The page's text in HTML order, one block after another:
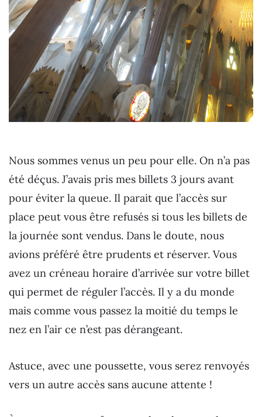
Nous sommes venus un peu pour elle. On n’a pas
été déçus. J’avais pris mes billets 3 jours avant
pour éviter la queue. Il parait que l’accès sur
place peut vous être refusés si tous les billets de
la journée sont vendus. Dans le doute, nous
avions préféré être prudents et réserver. Vous
avez un créneau horaire d’arrivée sur votre billet
qui permet de réguler l’accès. Il y a du monde
mais comme vous passez la moitié du temps le
nez en l’air ce n’est pas dérangeant.
Astuce, avec une poussette, vous serez renvoyés
vers un autre accès sans aucune attente !